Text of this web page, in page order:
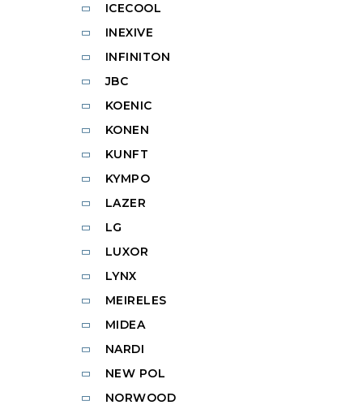
ICECOOL
INEXIVE
INFINITON
JBC
KOENIC
KONEN
KUNFT
KYMPO
LAZER
LG
LUXOR
LYNX
MEIRELES
MIDEA
NARDI
NEW POL
NORWOOD